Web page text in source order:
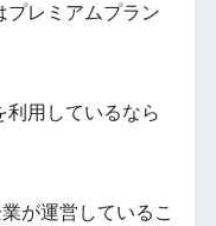
プレミアムプラン
利用しているなら
が運営しているこ